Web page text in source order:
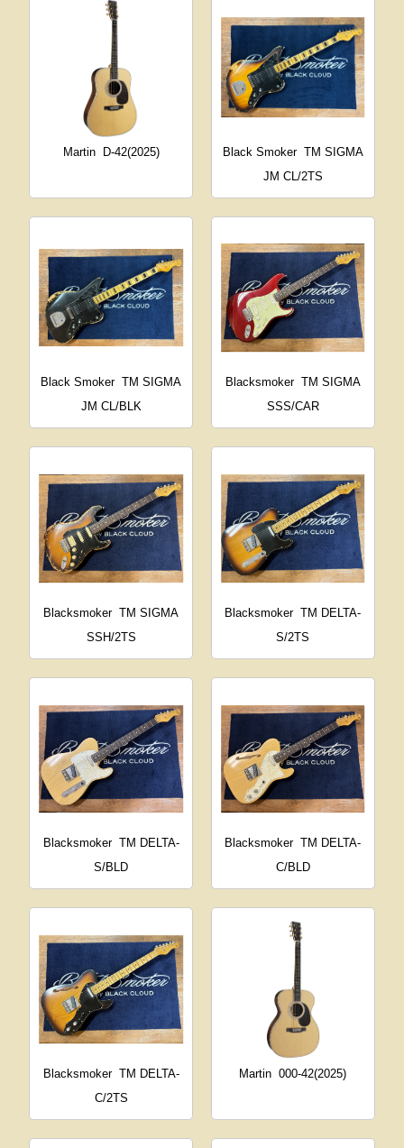
Martin D-42(2025) Black Smoker TM SIGMA
JM CL/2TS
Black Smoker TM SIGMA
JM CL/BLK
Blacksmoker TM SIGMA
SSS/CAR
Blacksmoker TM SIGMA
SSH/2TS
Blacksmoker TM DELTA-
S/2TS
Blacksmoker TM DELTA-
S/BLD
Blacksmoker TM DELTA-
C/BLD
Blacksmoker TM DELTA-
C/2TS
Martin 000-42(2025)